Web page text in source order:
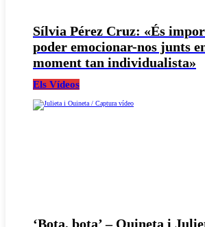
Sílvia Pérez Cruz: «És
poder emocionar-nos junts
moment tan individualista»
Els Vídeos
‘Bota, bota’ – Ouineta i